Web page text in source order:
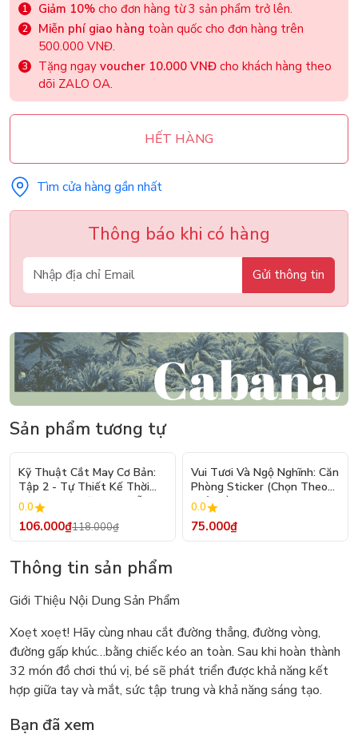
Giảm 10% cho đơn hàng từ 3 sản phẩm trở lên.
Miễn phí giao hàng toàn quốc cho đơn hàng trên
500.000 VNĐ.
Tặng ngay voucher 10.000 VNĐ cho khách hàng theo
dõi ZALO OA.
HẾT HÀNG
Tìm cửa hàng gần nhất
Thông báo khi có hàng
Gửi thông tin
Sản phẩm tương tự
- 10%
Kỹ Thuật Cắt May Cơ Bản:
Tập 2 - Tự Thiết Kế Thời
Trang Nam Nữ - Tạo Mẫu
Rập - Kỹ Thuật Nhảy Size
0.0
106.000₫118.000₫
Vui Tươi Và Ngộ Nghĩnh: Căn
Phòng Sticker (Chọn Theo
Chủ Đề) - Hơn 250 Sticker
0.0
75.000₫
Thông tin sản phẩm
Giới Thiệu Nội Dung Sản Phẩm
Xoẹt xoẹt! Hãy cùng nhau cắt đường thẳng, đường vòng,
đường gấp khúc…bằng chiếc kéo an toàn. Sau khi hoàn thành
32 món đồ chơi thú vị, bé sẽ phát triển được khả năng kết
hợp giữa tay và mắt, sức tập trung và khả năng sáng tạo.
Bạn đã xem